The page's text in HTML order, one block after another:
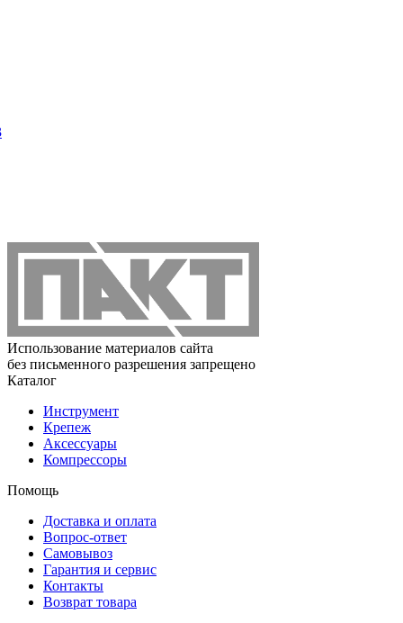
Использование материалов сайта
без письменного разрешения запрещено
Каталог
Инструмент
Крепеж
Аксессуары
Компрессоры
Помощь
Доставка и оплата
Вопрос-ответ
Самовывоз
Гарантия и сервис
Контакты
Возврат товара